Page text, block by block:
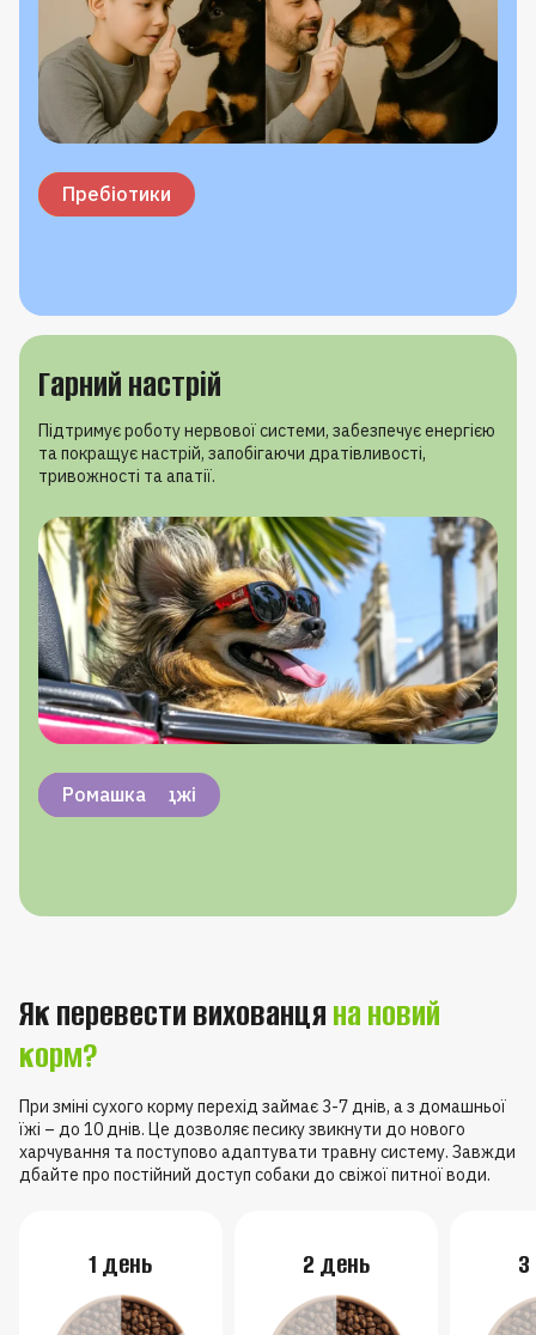
Вітамін C
Селен
Вітамін E
Омега-3
Пребіотики
Гарний настрій
Підтримує роботу нервової системи, забезпечує енергією
та покращує настрій, запобігаючи дратівливості,
тривожності та апатії.
Вітамін B1
Вітамін B6
Омега-3
Пивні дріжджі
Ромашка
Як перевести вихованцяна новий
корм?
При зміні сухого корму перехід займає 3-7 днів, а з домашньої
їжі – до 10 днів. Це дозволяє песику звикнути до нового
харчування та поступово адаптувати травну систему. Завжди
дбайте про постійний доступ собаки до свіжої питної води.
1 день 2 день